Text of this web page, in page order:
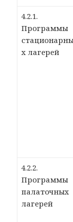
4.2.1.
Программы
х лагерей
4.2.2.
Программы
палаточных
лагерей